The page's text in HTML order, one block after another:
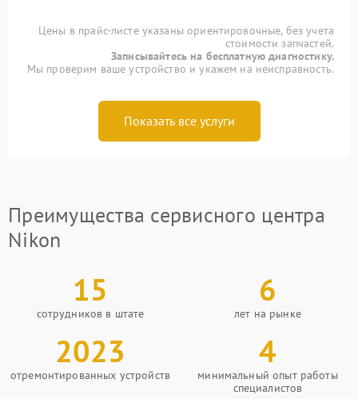
Цены в прайс-листе указаны ориентировочные, без учета
стоимости запчастей.
Записывайтесь на бесплатную диагностику.
Мы проверим ваше устройство и укажем на неисправность.
Показать все услуги
Преимущества сервисного центра
Nikon
15
сотрудников в штате
6
лет на рынке
2023
отремонтированных устройств
4
минимальный опыт работы
специалистов